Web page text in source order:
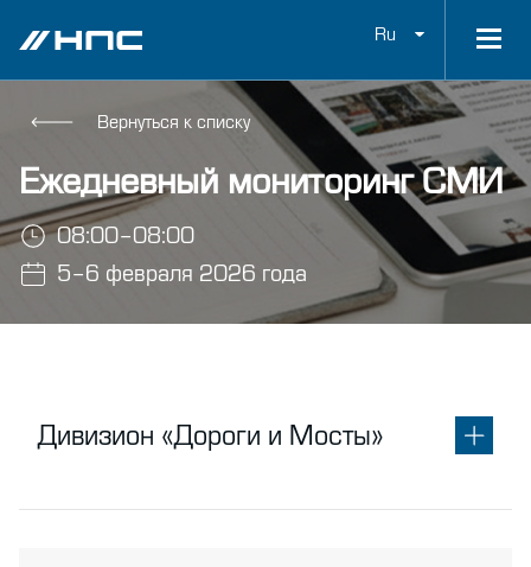
Ru
Вернуться к списку
Ежедневный мониторинг СМИ
08:00–08:00
5–6 февраля 2026 года
Дивизион «Дороги и Мосты»